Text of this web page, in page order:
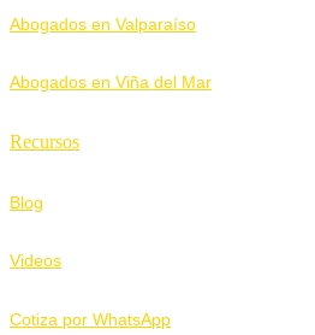
Abogados en Valparaíso
Abogados en Viña del Mar
Recursos
Blog
Videos
Cotiza por WhatsApp